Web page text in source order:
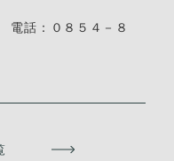
電話：０８５４－８